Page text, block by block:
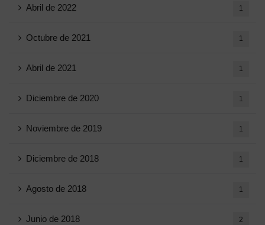
Abril de 2022 1
Octubre de 2021 1
Abril de 2021 1
Diciembre de 2020 1
Noviembre de 2019 1
Diciembre de 2018 1
Agosto de 2018 1
Junio ​​de 2018 2